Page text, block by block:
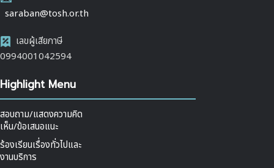
saraban@tosh.or.th
เลขผู้เสียภาษี
0994001042594
Highlight Menu
สอบถาม/แสดงความคิด
เห็น/ข้อเสนอแนะ
ร้องเรียนเรื่องทั่วไปและ
งานบริการ